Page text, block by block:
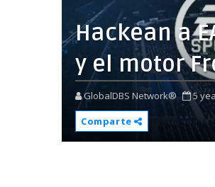
Hackean a
y el motor
GlobalDBS Network® 5
Comparte